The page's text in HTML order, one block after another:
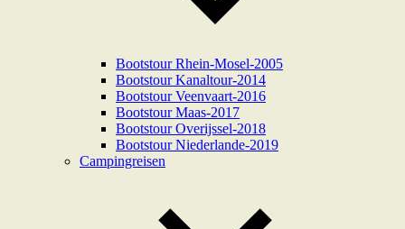
Bootstour Rhein-Mosel-2005
Bootstour Kanaltour-2014
Bootstour Veenvaart-2016
Bootstour Maas-2017
Bootstour Overijssel-2018
Bootstour Niederlande-2019
Campingreisen